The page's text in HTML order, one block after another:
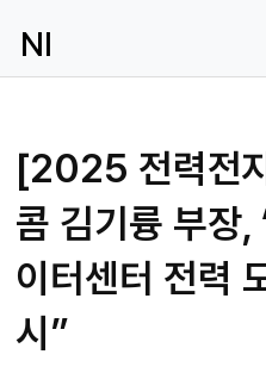
NI
[2025 전력전
콤 김기륭 부장,
이터센터 전력
시”